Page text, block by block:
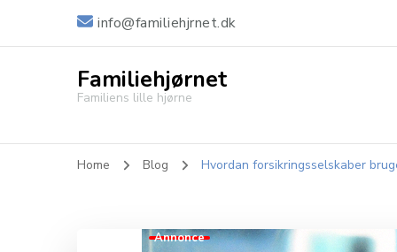
info@familiehjrnet.dk
Familiehjørnet
Familiens lille hjørne
Home Blog Hvordan forsikringsselskaber
Annonce